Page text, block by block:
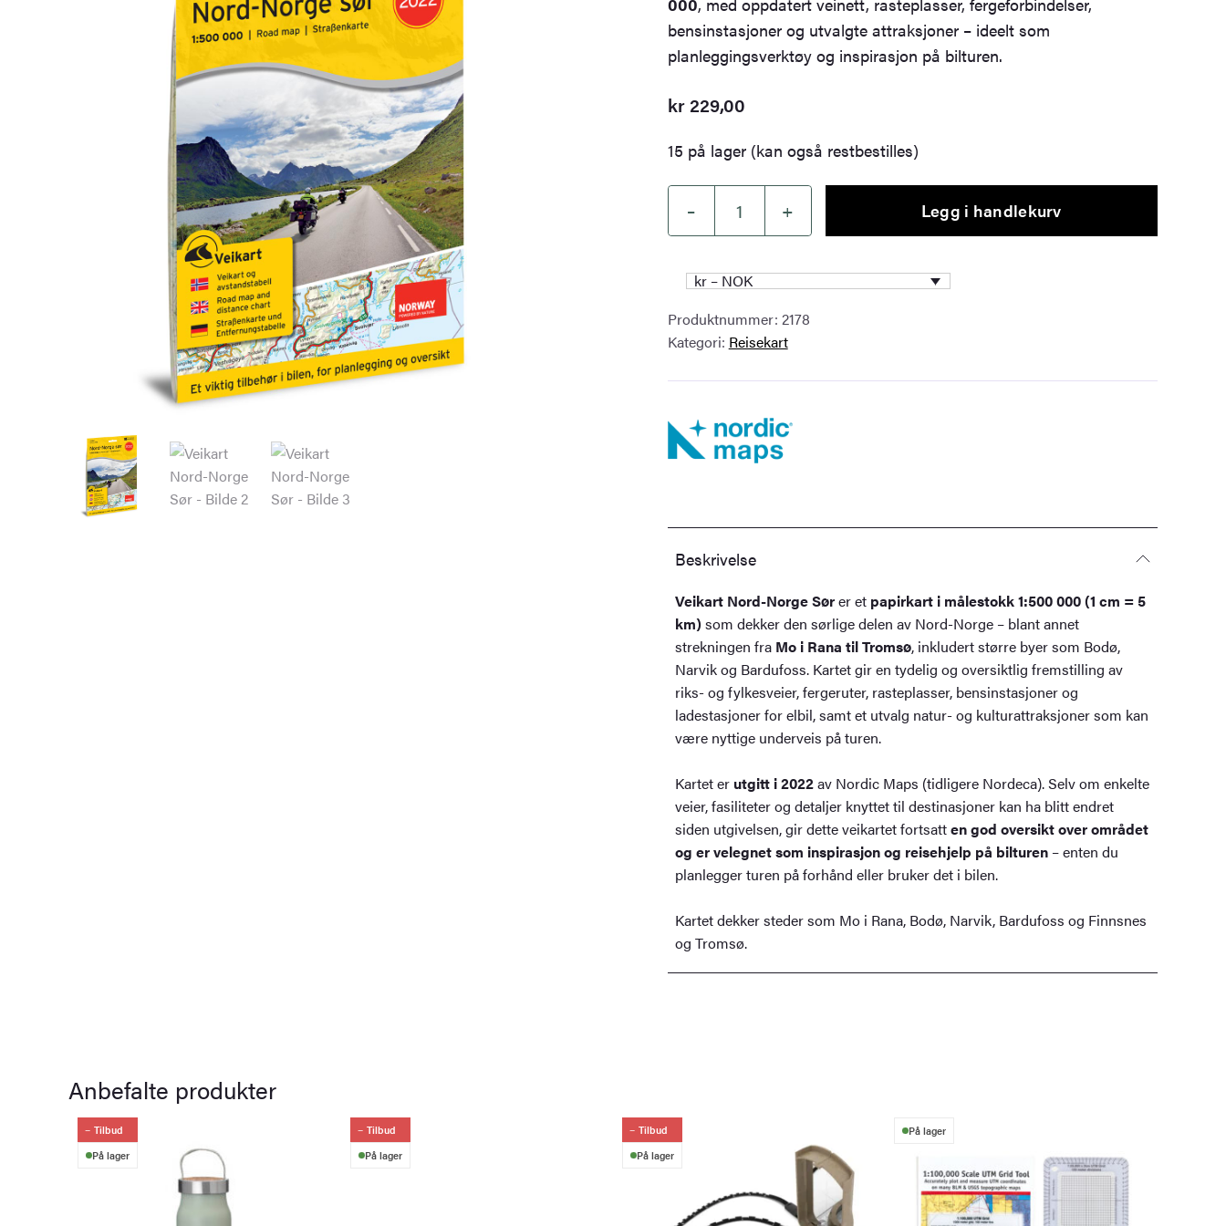
bensinstasjoner og utvalgte attraksjoner – ideelt som
planleggingsverktøy og inspirasjon på bilturen.
kr229,00
15 på lager (kan også restbestilles)
–
Norge
Sør
antall
+ Legg i handlekurv
kr – NOK
Produktnummer: 2178
Kategori: Reisekart
Beskrivelse
Veikart Nord-Norge Sører et papirkart i målestokk 1:500 000 (1 cm = 5
km)som dekker den sørlige delen av Nord-Norge – blant annet
strekningen fra Mo i Rana til Tromsø, inkludert større byer som Bodø,
Narvik og Bardufoss. Kartet gir en tydelig og oversiktlig fremstilling av
riks- og fylkesveier, fergeruter, rasteplasser, bensinstasjoner og
ladestasjoner for elbil, samt et utvalg natur- og kulturattraksjoner som kan
være nyttige underveis på turen.
Kartet er utgitt i 2022av Nordic Maps (tidligere Nordeca). Selv om enkelte
veier, fasiliteter og detaljer knyttet til destinasjoner kan ha blitt endret
siden utgivelsen, gir dette veikartet fortsatten god oversikt over området
og er velegnet som inspirasjon og reisehjelp på bilturen– enten du
planlegger turen på forhånd eller bruker det i bilen.
Kartet dekker steder som Mo i Rana, Bodø, Narvik, Bardufoss og Finnsnes
og Tromsø.
Anbefalte produkter
Tilbud
På lager
Tilbud
På lager
Tilbud
På lager
På lager